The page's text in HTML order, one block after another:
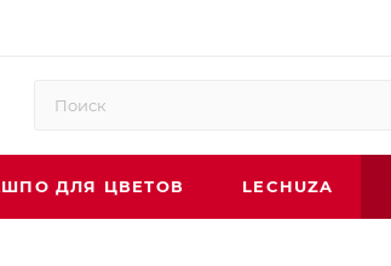
ДЛЯ ЦВЕТОВ LECHUZA